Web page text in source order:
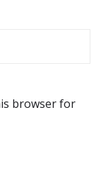
browser for